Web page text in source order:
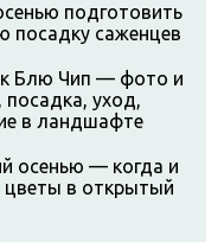
подготовить
посадку саженцев
Блю Чип — фото и
посадка, уход,
в ландшафте
осенью — когда и
цветы в открытый